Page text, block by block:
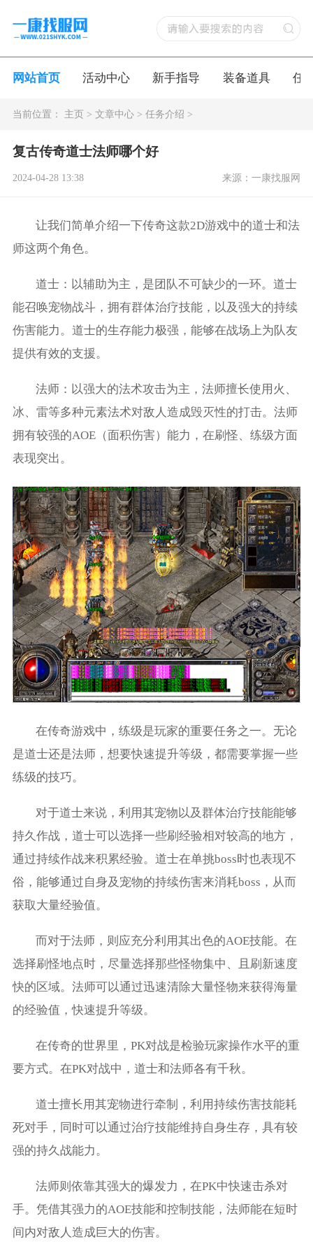
网站首页 活动中心 新手指导 装备道具 任
当前位置： 主页> 文章中心> 任务介绍 >
复古传奇道士法师哪个好
2024-04-28 13:38 来源：一康找服网
让我们简单介绍一下传奇这款2D游戏中的道士和法
师这两个角色。
道士：以辅助为主，是团队不可缺少的一环。道士
能召唤宠物战斗，拥有群体治疗技能，以及强大的持续
伤害能力。道士的生存能力极强，能够在战场上为队友
提供有效的支援。
法师：以强大的法术攻击为主，法师擅长使用火、
冰、雷等多种元素法术对敌人造成毁灭性的打击。法师
拥有较强的AOE（面积伤害）能力，在刷怪、练级方面
表现突出。
在传奇游戏中，练级是玩家的重要任务之一。无论
是道士还是法师，想要快速提升等级，都需要掌握一些
练级的技巧。
对于道士来说，利用其宠物以及群体治疗技能能够
持久作战，道士可以选择一些刷经验相对较高的地方，
通过持续作战来积累经验。道士在单挑boss时也表现不
俗，能够通过自身及宠物的持续伤害来消耗boss，从而
获取大量经验值。
而对于法师，则应充分利用其出色的AOE技能。在
选择刷怪地点时，尽量选择那些怪物集中、且刷新速度
快的区域。法师可以通过迅速清除大量怪物来获得海量
的经验值，快速提升等级。
在传奇的世界里，PK对战是检验玩家操作水平的重
要方式。在PK对战中，道士和法师各有千秋。
道士擅长用其宠物进行牵制，利用持续伤害技能耗
死对手，同时可以通过治疗技能维持自身生存，具有较
强的持久战能力。
法师则依靠其强大的爆发力，在PK中快速击杀对
手。凭借其强力的AOE技能和控制技能，法师能在短时
间内对敌人造成巨大的伤害。